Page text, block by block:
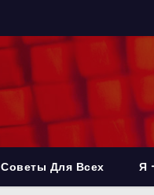
Советы Для Всех Я